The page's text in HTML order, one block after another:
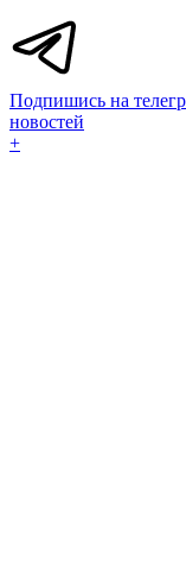
Подпишись на
новостей
+